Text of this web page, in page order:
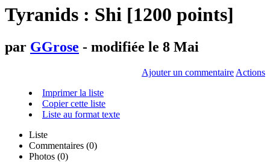
Tyranids : Shi [1200 points]
par GGrose - modifiée le 8 Mai
Ajouter un commentaire Actions
Imprimer la liste
Copier cette liste
Liste au format texte
Liste
Commentaires (0)
Photos (0)